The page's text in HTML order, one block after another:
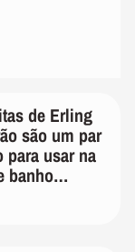
de Erling
são um par
para usar na
banho